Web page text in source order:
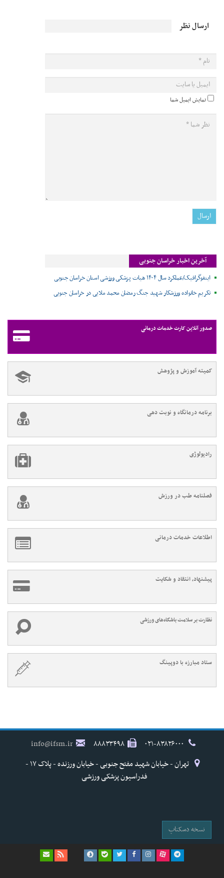
ارسال نظر
نمایش ایمیل شما
آخرین اخبار خراسان جنوبی
اینفوگرافیک/عملکرد سال ۱۴۰۴ هیات پزشکی ورزشی استان خراسان جنوبی
تکریم خانواده ورزشکار شهید جنگ رمضان محمد ملایی در خراسان جنوبی
صدور آنلاین کارت خدمات درمانی
کمیته آموزش و پژوهش
برنامه درمانگاه و نوبت دهی
رادیولوژی
فصلنامه طب در ورزش
اطلاعات خدمات درمانی
پیشنهاد، انتقاد و شکایت
نظارت بر سلامت باشگاه‌های ورزشی
ستاد مبارزه با دوپینگ
۸۸۸۳۳۴۹۸
info@ifsm.ir
تهران - خیابان شهید مفتح جنوبی - خیابان ورزنده - پلاک ۱۷ -
فدراسیون پزشکی ورزشی
نسخه دسکتاپ